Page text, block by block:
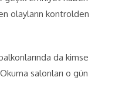
olayların kontrolden
da kimse
salonları o gün